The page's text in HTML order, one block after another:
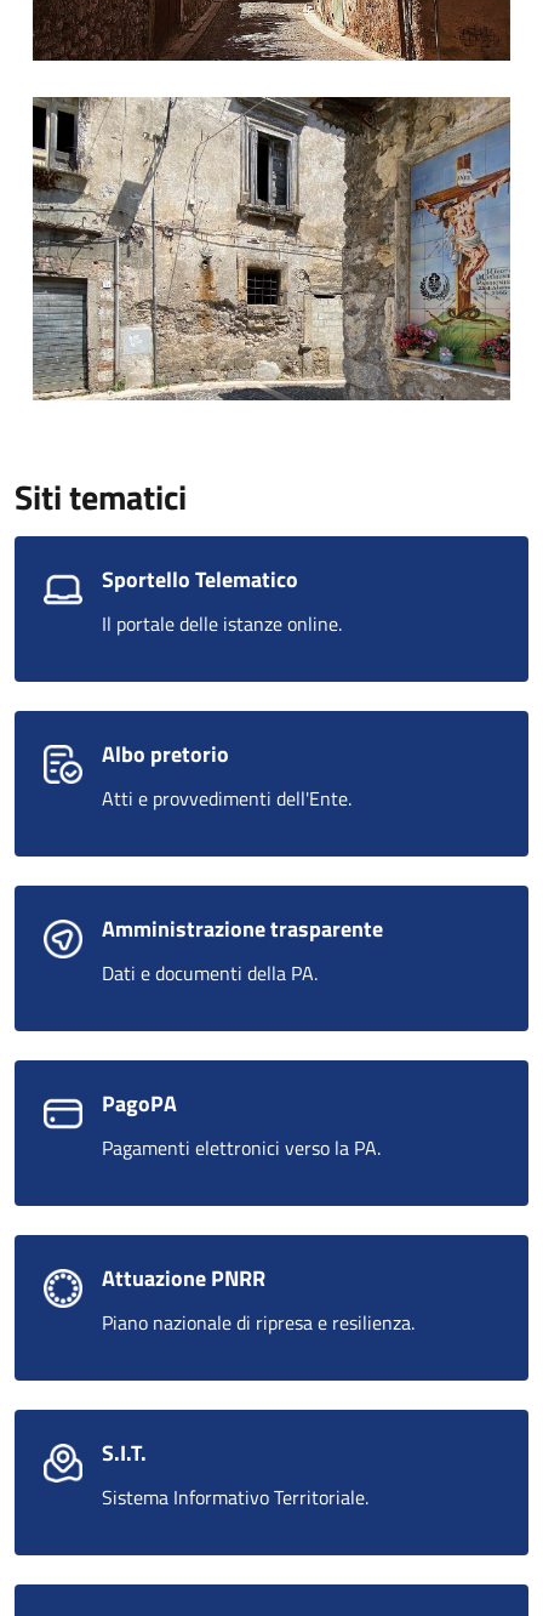
Borgo di Aterrana © Paesaggiirpini.it, foto di Borgo Storico
Siti tematici
Sportello Telematico
Il portale delle istanze online.
Albo pretorio
Atti e provvedimenti dell'Ente.
Amministrazione trasparente
Dati e documenti della PA.
PagoPA
Pagamenti elettronici verso la PA.
Attuazione PNRR
Piano nazionale di ripresa e resilienza.
S.I.T.
Sistema Informativo Territoriale.